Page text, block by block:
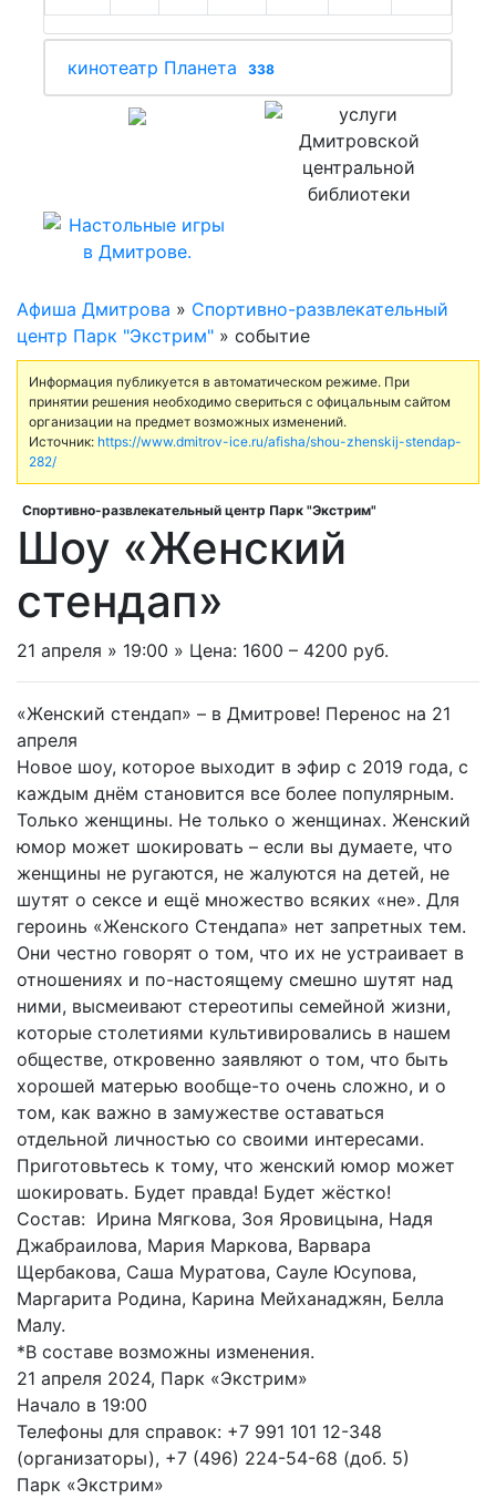
кинотеатр Планета 338
Афиша Дмитрова » Cпортивно-развлекательный
центр Парк "Экстрим" » событие
Информация публикуется в автоматическом режиме. При
принятии решения необходимо свериться с офицальным сайтом
организации на предмет возможных изменений.
Источник: https://www.dmitrov-ice.ru/afisha/shou-zhenskij-stendap-
282/
Cпортивно-развлекательный центр Парк "Экстрим"
Шоу «Женский
стендап»
21 апреля » 19:00 » Цена: 1600 – 4200 руб.
«Женский стендап» – в Дмитрове! Перенос на 21
апреля
Новое шоу, которое выходит в эфир с 2019 года, с
каждым днём становится все более популярным.
Только женщины. Не только о женщинах. Женский
юмор может шокировать – если вы думаете, что
женщины не ругаются, не жалуются на детей, не
шутят о сексе и ещё множество всяких «не». Для
героинь «Женского Стендапа» нет запретных тем.
Они честно говорят о том, что их не устраивает в
отношениях и по-настоящему смешно шутят над
ними, высмеивают стереотипы семейной жизни,
которые столетиями культивировались в нашем
обществе, откровенно заявляют о том, что быть
хорошей матерью вообще-то очень сложно, и о
том, как важно в замужестве оставаться
отдельной личностью со своими интересами.
Приготовьтесь к тому, что женский юмор может
шокировать. Будет правда! Будет жёстко!
Состав: Ирина Мягкова, Зоя Яровицына, Надя
Джабраилова, Мария Маркова, Варвара
Щербакова, Саша Муратова, Сауле Юсупова,
Маргарита Родина, Карина Мейханаджян, Белла
Малу.
*В составе возможны изменения.
21 апреля 2024, Парк «Экстрим»
Начало в 19:00
Телефоны для справок: +7 991 101 12-348
(организаторы), +7 (496) 224-54-68 (доб. 5)
Парк «Экстрим»